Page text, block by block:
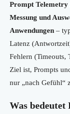
Prompt Telemetry
Messung und
Anwendungen –
Latenz
Fehlern (Timeouts,
Ziel ist, Prompts
nur „nach Gefühl“
Was